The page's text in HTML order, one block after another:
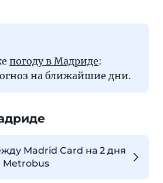
погоду в Мадриде:
на ближайшие дни.
Madrid Card на 2 дня
Metrobus